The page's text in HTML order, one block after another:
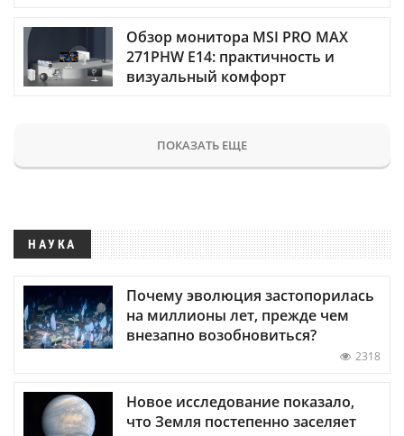
Обзор монитора MSI PRO MAX
271PHW E14: практичность и
визуальный комфорт
ПОКАЗАТЬ ЕЩЕ
НАУКА
Почему эволюция застопорилась
на миллионы лет, прежде чем
внезапно возобновиться?
2318
Новое исследование показало,
что Земля постепенно заселяет